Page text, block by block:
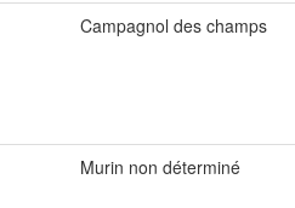
Campagnol des champs
Murin non déterminé